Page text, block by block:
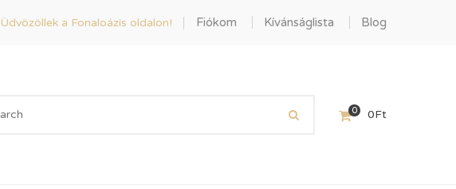
Üdvözöllek a Fonaloázis oldalon! Fiókom Kívánságlista Blog
0 0Ft